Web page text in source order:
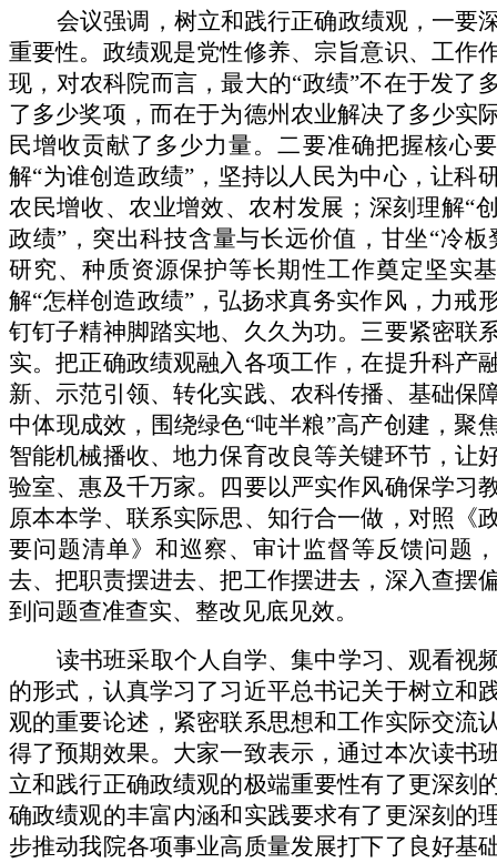
会议强调，树立和践行正确政绩观，一要
重要性。政绩观是党性修养、宗旨意识、工作
现，对农科院而言，最大的“政绩”不在于发了
了多少奖项，而在于为德州农业解决了多少实
民增收贡献了多少力量。二要准确把握核心
解“为谁创造政绩”，坚持以人民为中心，让科
农民增收、农业增效、农村发展；深刻理解“
政绩”，突出科技含量与长远价值，甘坐“冷板
研究、种质资源保护等长期性工作奠定坚实
解“怎样创造政绩”，弘扬求真务实作风，力戒
钉钉子精神脚踏实地、久久为功。三要紧密联
实。把正确政绩观融入各项工作，在提升科产
新、示范引领、转化实践、农科传播、基础保
中体现成效，围绕绿色“吨半粮”高产创建，聚
智能机械播收、地力保育改良等关键环节，让
验室、惠及千万家。四要以严实作风确保学习
原本本学、联系实际思、知行合一做，对照《
要问题清单》和巡察、审计监督等反馈问题
去、把职责摆进去、把工作摆进去，深入查摆
到问题查准查实、整改见底见效。
读书班采取个人自学、集中学习、观看视
的形式，认真学习了习近平总书记关于树立和
观的重要论述，紧密联系思想和工作实际交流
得了预期效果。大家一致表示，通过本次读书
立和践行正确政绩观的极端重要性有了更深刻
确政绩观的丰富内涵和实践要求有了更深刻的
步推动我院各项事业高质量发展打下了良好基